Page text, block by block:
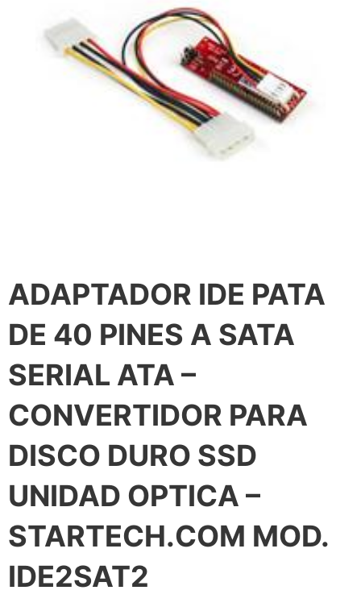
ADAPTADOR IDE PATA
DE 40 PINES A SATA
SERIAL ATA –
CONVERTIDOR PARA
DISCO DURO SSD
UNIDAD OPTICA –
STARTECH.COM MOD.
IDE2SAT2